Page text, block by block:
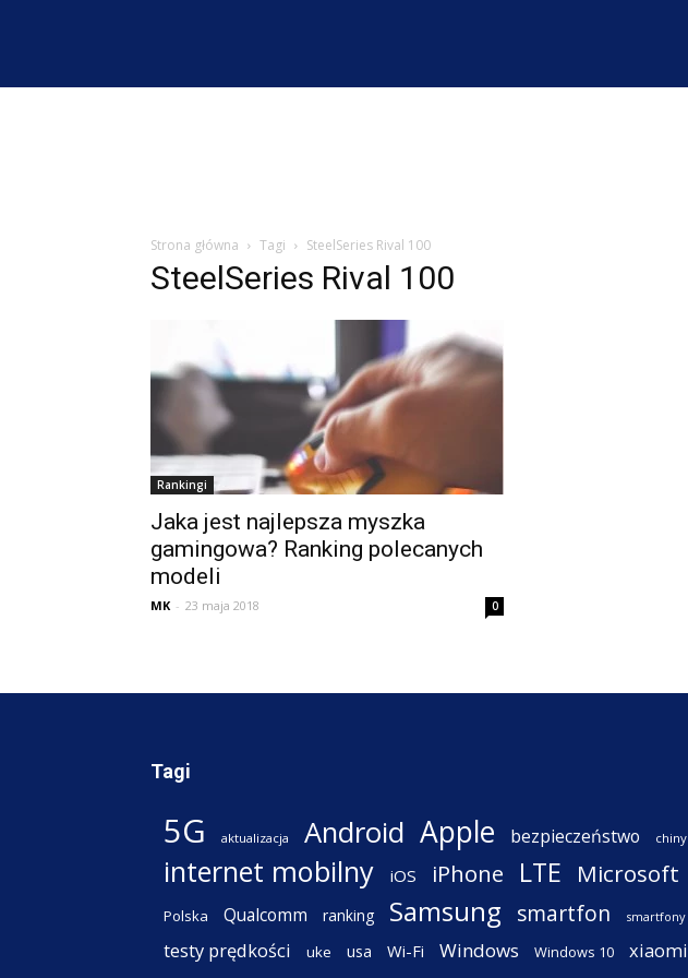
Strona główna Tagi SteelSeries Rival 100
SteelSeries Rival 100
Rankingi
Jaka jest najlepsza myszka
gamingowa? Ranking polecanych
modeli
MK - 23 maja 2018 0
Tagi
5G aktualizacja Android Apple bezpieczeństwo chiny
internet mobilny iOS iPhone LTE Microsoft
Polska Qualcomm ranking Samsung smartfon smartfony
testy prędkości uke usa Wi-Fi Windows Windows 10 xiaomi